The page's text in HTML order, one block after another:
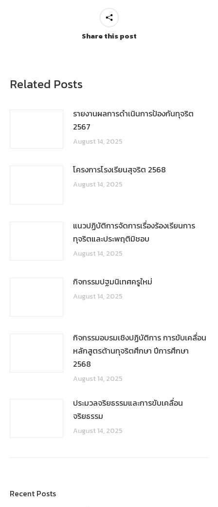
Share this post
Related Posts
รายงานผลการดำเนินการป้องกันทุจริต
2567
August 14, 2025
โครงการโรงเรียนสุจริต 2568
August 14, 2025
แนวปฏิบัติการจัดการเรื่องร้องเรียนการ
ทุจริตและประพฤติมิชอบ
August 14, 2025
กิจกรรมปฐมนิเทศครูใหม่
August 14, 2025
กิจกรรมอบรมเชิงปฏิบัติการ การขับเคลื่อน
หลักสูตรต้านทุจริตศึกษา ปีการศึกษา
2568
August 14, 2025
ประมวลจริยธรรมและการขับเคลื่อน
จริยธรรม
August 14, 2025
Recent Posts